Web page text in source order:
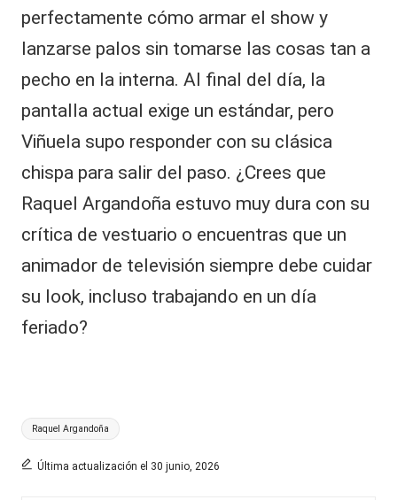
perfectamente cómo armar el show y
lanzarse palos sin tomarse las cosas tan a
pecho en la interna. Al final del día, la
pantalla actual exige un estándar, pero
Viñuela supo responder con su clásica
chispa para salir del paso. ¿Crees que
Raquel Argandoña estuvo muy dura con su
crítica de vestuario o encuentras que un
animador de televisión siempre debe cuidar
su look, incluso trabajando en un día
feriado?
Etiquetas:
Raquel Argandoña
Última actualización el 30 junio, 2026